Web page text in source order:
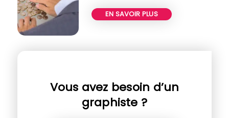
EN SAVOIR PLUS
Vous avez besoin d’un
graphiste ?